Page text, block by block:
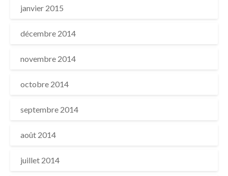
janvier 2015
décembre 2014
novembre 2014
octobre 2014
septembre 2014
août 2014
juillet 2014